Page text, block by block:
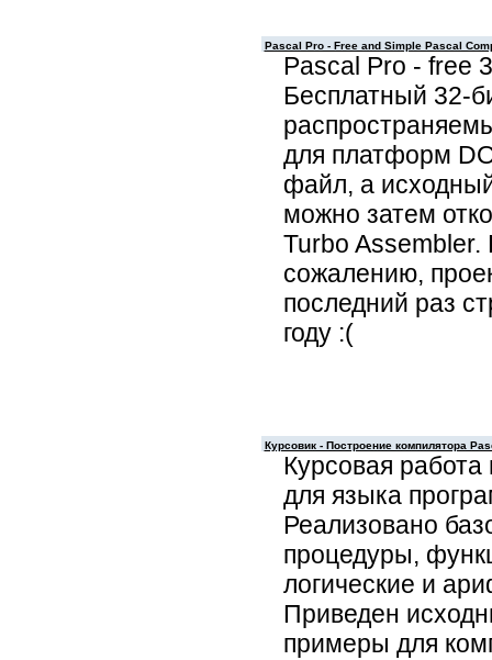
Pascal Pro - Free and Simple Pascal
Pascal Pro - free
Бесплатный 32-
для платформ
файл, а
можно затем
Turbo Assembler.
сожалению,
последний раз
году :(
Курсовик - Построение компилятора
Курсовая
для языка
Реализовано
процедуры,
логические и
Приведен
примеры для